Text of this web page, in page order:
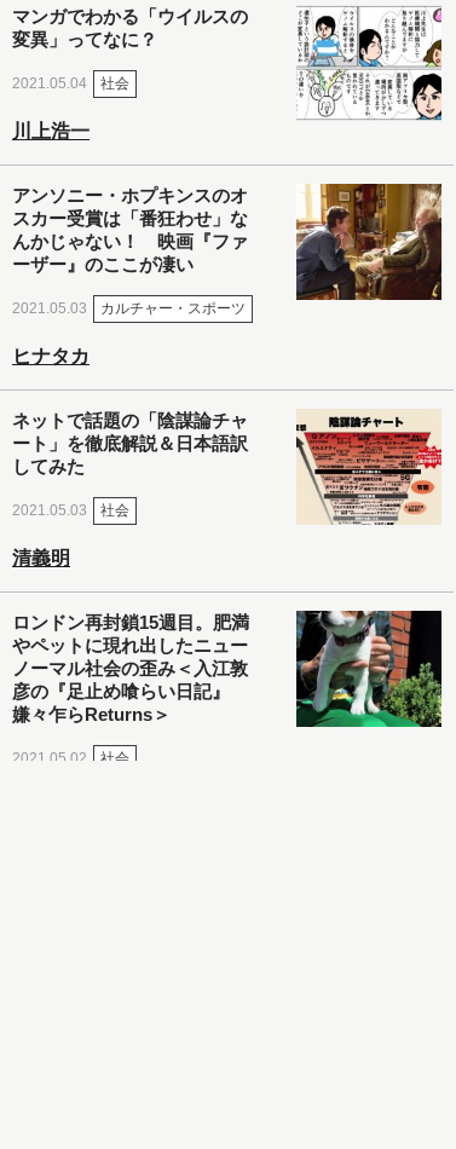
マンガでわかる「ウイルスの
変異」ってなに？
2021.05.04 社会
川上浩一
アンソニー・ホプキンスのオ
スカー受賞は「番狂わせ」な
んかじゃない！ 映画『ファ
ーザー』のここが凄い
2021.05.03 カルチャー・スポーツ
ヒナタカ
ネットで話題の「陰謀論チャ
ート」を徹底解説＆日本語訳
してみた
2021.05.03 社会
清義明
ロンドン再封鎖15週目。肥満
やペットに現れ出したニュー
ノーマル社会の歪み＜入江敦
彦の『足止め喰らい日記』
嫌々乍らReturns＞
2021.05.02 社会